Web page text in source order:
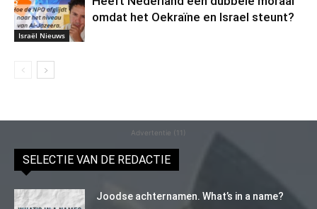
Israël Nieuws
omdat het Oekraïne en Israel steunt?
Advertentie (11)
SELECTIE VAN DE REDACTIE
Joodse achternamen. What’s in a name?